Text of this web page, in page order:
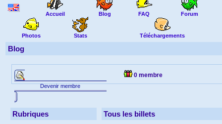
Accueil Blog FAQ Forum
Photos Stats Téléchargements
Blog
Devenir membre
0 membre
Rubriques Tous les billets